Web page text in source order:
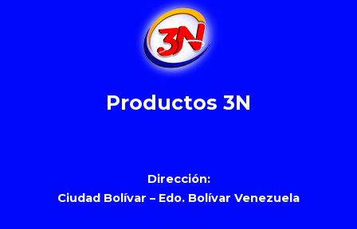
Productos 3N
Dirección:
Ciudad Bolívar – Edo. Bolívar Venezuela